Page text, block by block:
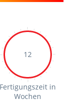
12
Fertigungszeit in
Wochen